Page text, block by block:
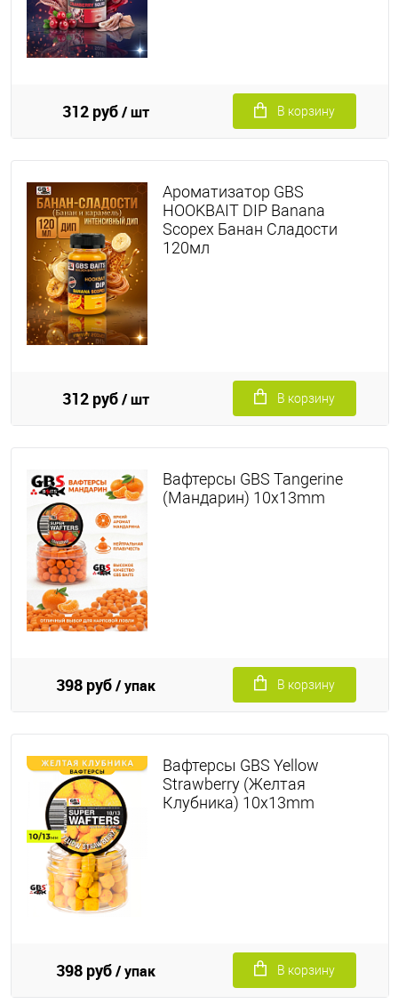
312 руб/ шт В корзину
Ароматизатор GBS
HOOKBAIT DIP Banana
Scopex Банан Сладости
120мл
312 руб/ шт В корзину
Вафтерсы GBS Tangerine
(Мандарин) 10x13mm
398 руб/ упак В корзину
Вафтерсы GBS Yellow
Strawberry (Желтая
Клубника) 10x13mm
398 руб/ упак В корзину